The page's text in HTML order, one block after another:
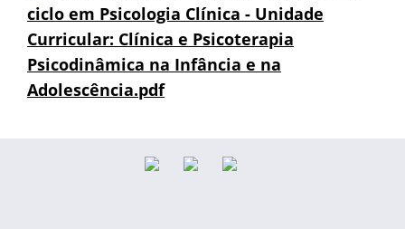
ciclo em Psicologia Clínica - Unidade
Curricular: Clínica e Psicoterapia
Psicodinâmica na Infância e na
Adolescência.pdf